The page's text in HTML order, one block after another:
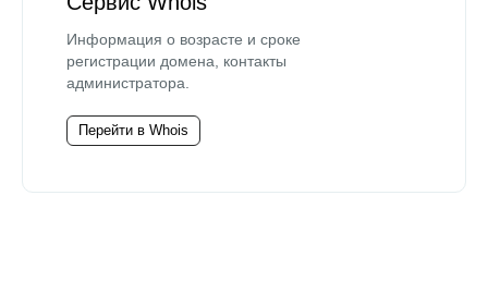
Информация о возрасте и сроке
регистрации домена, контакты
администратора.
Перейти в Whois